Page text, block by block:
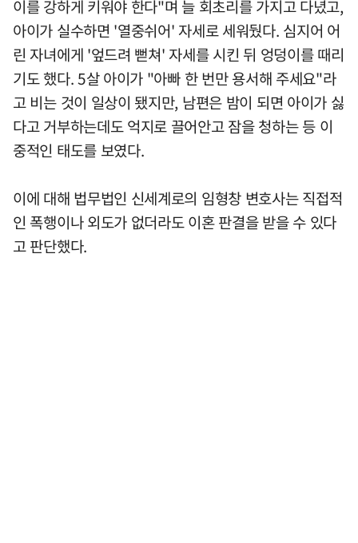
이를 강하게 키워야 한다"며 늘 회초리를 가지고 다녔고,
아이가 실수하면 '열중쉬어' 자세로 세워뒀다. 심지어 어
린 자녀에게 '엎드려 뻗쳐' 자세를 시킨 뒤 엉덩이를 때리
기도 했다. 5살 아이가 "아빠 한 번만 용서해 주세요"라
고 비는 것이 일상이 됐지만, 남편은 밤이 되면 아이가 싫
다고 거부하는데도 억지로 끌어안고 잠을 청하는 등 이
중적인 태도를 보였다.
이에 대해 법무법인 신세계로의 임형창 변호사는 직접적
인 폭행이나 외도가 없더라도 이혼 판결을 받을 수 있다
고 판단했다.